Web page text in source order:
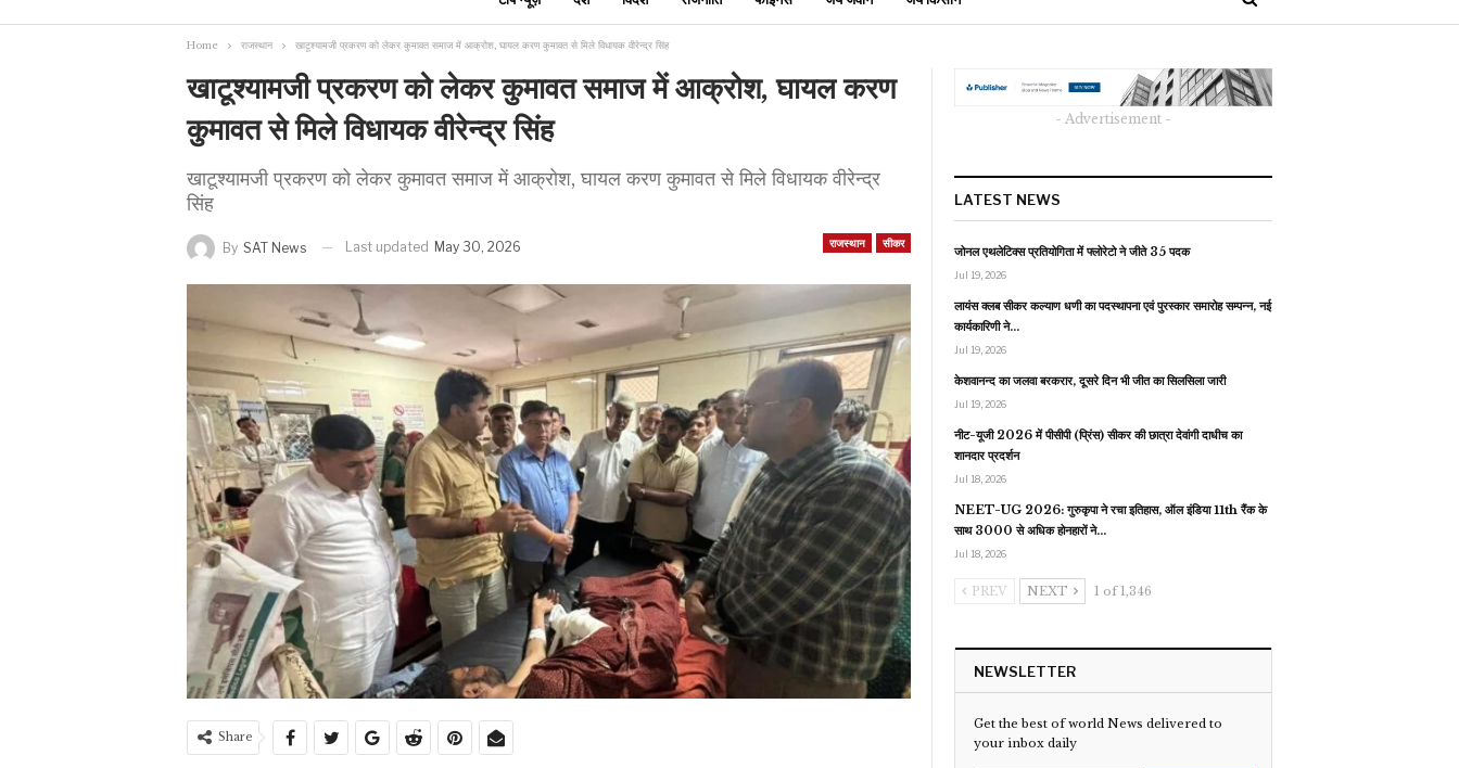
Home राजस्थान खाटूश्यामजी प्रकरण को लेकर कुमावत समाज में आक्रोश, घायल करण कुमावत से मिले विधायक वीरेन्द्र सिंह
खाटूश्यामजी प्रकरण को लेकर कुमावत समाज में आक्रोश, घायल करण
कुमावत से मिले विधायक वीरेन्द्र सिंह
खाटूश्यामजी प्रकरण को लेकर कुमावत समाज में आक्रोश, घायल करण कुमावत से मिले विधायक वीरेन्द्र
सिंह
राजस्थान सीकर
By SAT News Last updated May 30, 2026
Share
- Advertisement -
LATEST NEWS
जोनल एथलेटिक्स प्रतियोगिता में फ्लोरेटो ने जीते 35 पदक
Jul 19, 2026
लायंस क्लब सीकर कल्याण धणी का पदस्थापना एवं पुरस्कार समारोह सम्पन्न, नई
कार्यकारिणी ने…
Jul 19, 2026
केशवानन्द का जलवा बरकरार, दूसरे दिन भी जीत का सिलसिला जारी
Jul 19, 2026
नीट-यूजी 2026 में पीसीपी (प्रिंस) सीकर की छात्रा देवांगी दाधीच का
शानदार प्रदर्शन
Jul 18, 2026
NEET-UG 2026: गुरुकृपा ने रचा इतिहास, ऑल इंडिया 11th रैंक के
साथ 3000 से अधिक होनहारों ने…
Jul 18, 2026
PREV NEXT 1 of 1,346
NEWSLETTER
Get the best of world News delivered to
your inbox daily